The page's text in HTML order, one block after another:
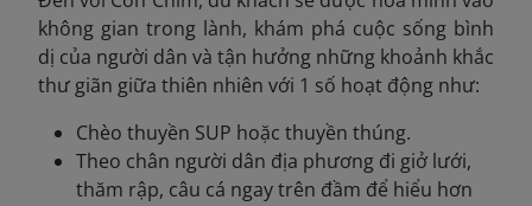
không gian trong lành, khám phá cuộc sống bình
dị của người dân và tận hưởng những khoảnh khắc
thư giãn giữa thiên nhiên với 1 số hoạt động như:
Chèo thuyền SUP hoặc thuyền thúng.
Theo chân người dân địa phương đi giở lưới,
thăm rập, câu cá ngay trên đầm để hiểu hơn